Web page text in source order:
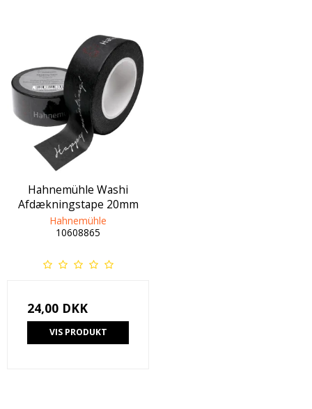
Hahnemühle Washi
Afdækningstape 20mm
Hahnemühle
10608865
24,00 DKK
VIS PRODUKT